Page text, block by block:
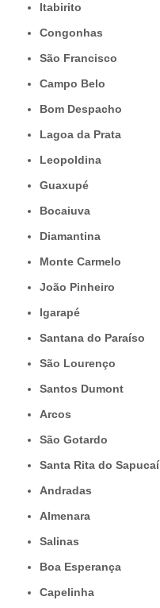
Itabirito
Congonhas
São Francisco
Campo Belo
Bom Despacho
Lagoa da Prata
Leopoldina
Guaxupé
Bocaiuva
Diamantina
Monte Carmelo
João Pinheiro
Igarapé
Santana do Paraíso
São Lourenço
Santos Dumont
Arcos
São Gotardo
Santa Rita do Sapucaí
Andradas
Almenara
Salinas
Boa Esperança
Capelinha